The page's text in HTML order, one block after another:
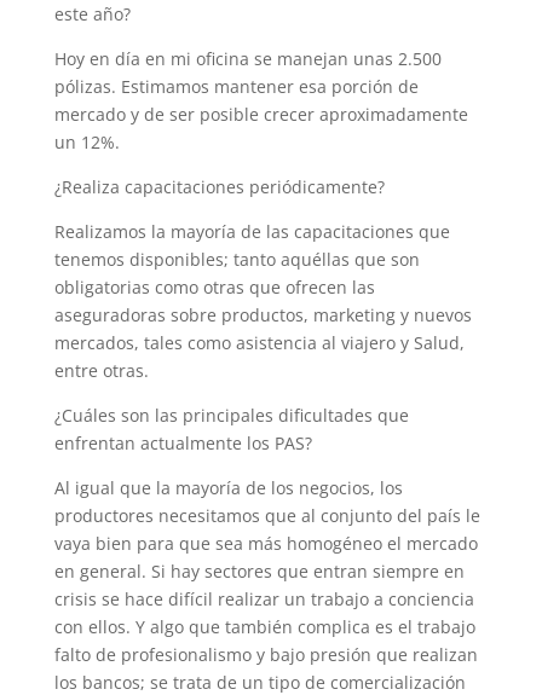
este año?
Hoy en día en mi oficina se manejan unas 2.500
pólizas. Estimamos mantener esa porción de
mercado y de ser posible crecer aproximadamente
un 12%.
¿Realiza capacitaciones periódicamente?
Realizamos la mayoría de las capacitaciones que
tenemos disponibles; tanto aquéllas que son
obligatorias como otras que ofrecen las
aseguradoras sobre productos, marketing y nuevos
mercados, tales como asistencia al viajero y Salud,
entre otras.
¿Cuáles son las principales dificultades que
enfrentan actualmente los PAS?
Al igual que la mayoría de los negocios, los
productores necesitamos que al conjunto del país le
vaya bien para que sea más homogéneo el mercado
en general. Si hay sectores que entran siempre en
crisis se hace difícil realizar un trabajo a conciencia
con ellos. Y algo que también complica es el trabajo
falto de profesionalismo y bajo presión que realizan
los bancos; se trata de un tipo de comercialización